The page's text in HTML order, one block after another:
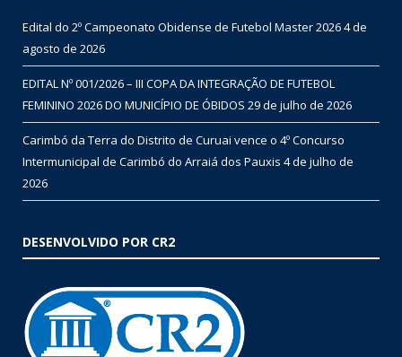
Edital do 2º Campeonato Obidense de Futebol Master 20264 de
agosto de 2026
EDITAL Nº 001/2026 – III COPA DA INTEGRAÇÃO DE FUTEBOL
FEMININO 2026 DO MUNICÍPIO DE ÓBIDOS 29 de julho de 2026
Carimbó da Terra do Distrito de Curuai vence o 4º Concurso
Intermunicipal de Carimbó do Arraiá dos Pauxis 4 de julho de
2026
DESENVOLVIDO POR CR2